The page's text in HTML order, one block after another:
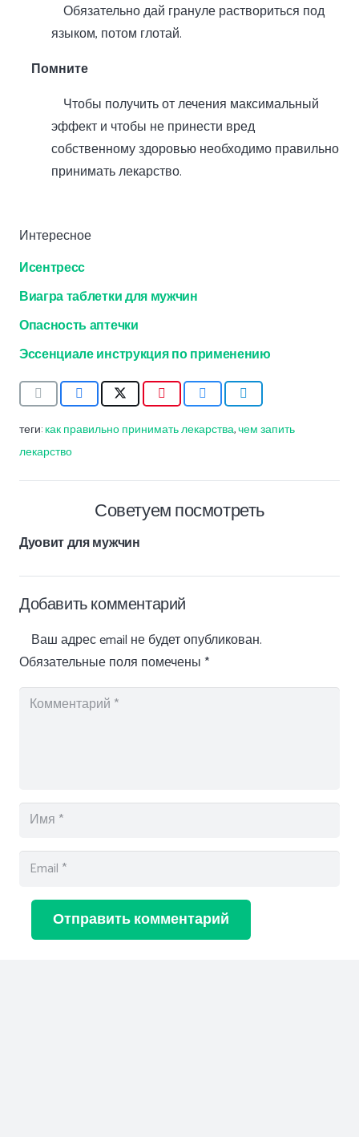
Обязательно дай грануле раствориться под
языком, потом глотай.
Помните
Чтобы получить от лечения максимальный
эффект и чтобы не принести вред
собственному здоровью необходимо правильно
принимать лекарство.
Интересное
Исентресс
Виагра таблетки для мужчин
Опасность аптечки
Эссенциале инструкция по применению
теги:как правильно принимать лекарства,чем запить
лекарство
Советуем посмотреть
Дуовит для мужчин
Добавить комментарий
Ваш адрес email не будет опубликован.
Обязательные поля помечены *
Отправить комментарий